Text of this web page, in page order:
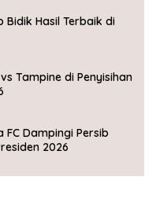
Bidik Hasil Terbaik di
Tampine di Penyisihan
FC Dampingi Persib
2026